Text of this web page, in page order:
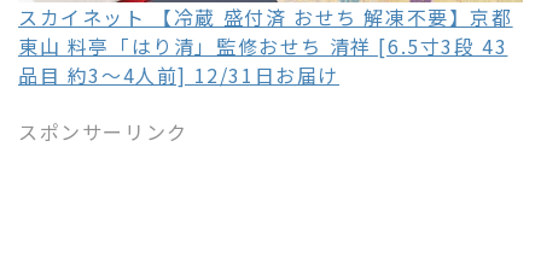
スカイネット 【冷蔵 盛付済 おせち 解凍不要】京都
東山 料亭「はり清」監修おせち 清祥 [6.5寸3段 43
品目 約3～4人前] 12/31日お届け
スポンサーリンク